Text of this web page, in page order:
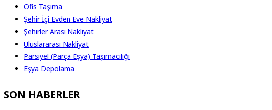
Ofis Taşıma
Şehir İçi Evden Eve Nakliyat
Şehirler Arası Nakliyat
Uluslararası Nakliyat
Parsiyel (Parça Eşya) Taşımacılığı
Eşya Depolama
SON HABERLER